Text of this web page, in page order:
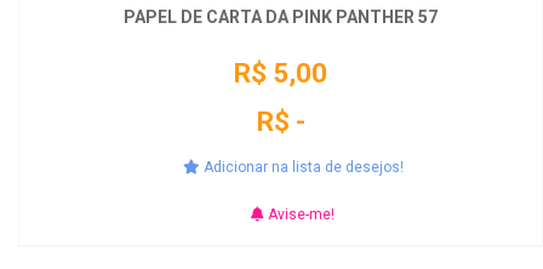
PAPEL DE CARTA DA PINK PANTHER 57
R$ 5,00
R$ -
Adicionar na lista de desejos!
Avise-me!